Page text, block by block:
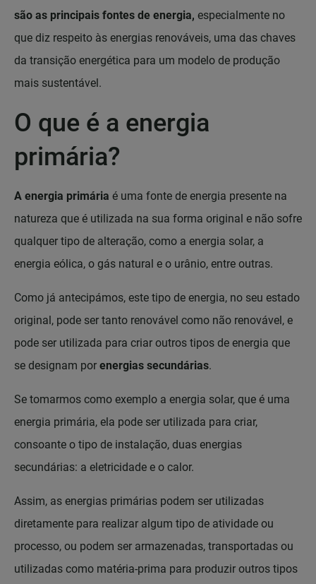
são as principais fontes de energia, especialmente no
que diz respeito às energias renováveis, uma das chaves
da transição energética para um modelo de produção
mais sustentável.
O que é a energia
primária?
A energia primária é uma fonte de energia presente na
natureza que é utilizada na sua forma original e não sofre
qualquer tipo de alteração, como a energia solar, a
energia eólica, o gás natural e o urânio, entre outras.
Como já antecipámos, este tipo de energia, no seu estado
original, pode ser tanto renovável como não renovável, e
pode ser utilizada para criar outros tipos de energia que
se designam por energias secundárias.
Se tomarmos como exemplo a energia solar, que é uma
energia primária, ela pode ser utilizada para criar,
consoante o tipo de instalação, duas energias
secundárias: a eletricidade e o calor.
Assim, as energias primárias podem ser utilizadas
diretamente para realizar algum tipo de atividade ou
processo, ou podem ser armazenadas, transportadas ou
utilizadas como matéria-prima para produzir outros tipos